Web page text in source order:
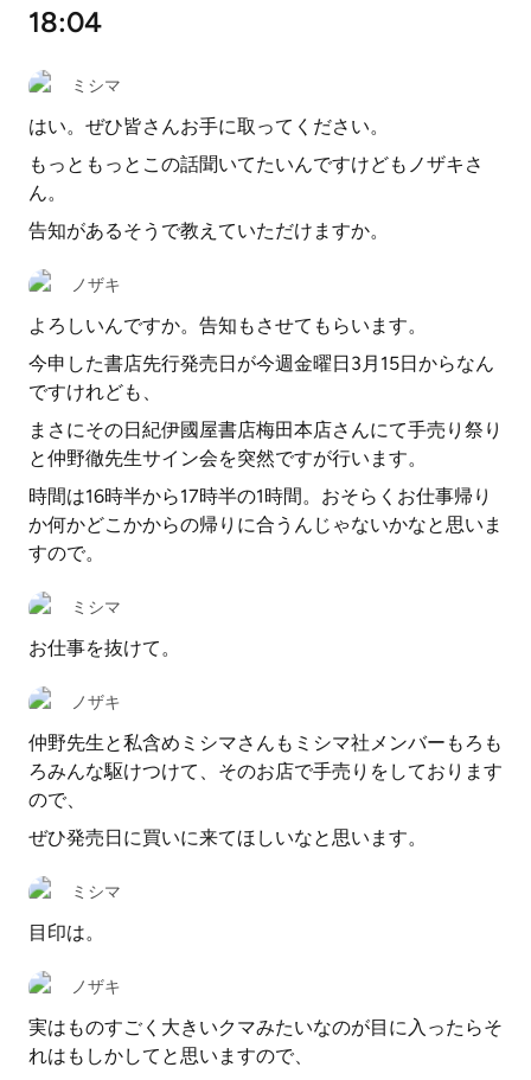
18:04
ミシマ
はい。ぜひ皆さんお手に取ってください。
もっともっとこの話聞いてたいんですけどもノザキさ
ん。
告知があるそうで教えていただけますか。
ノザキ
よろしいんですか。告知もさせてもらいます。
今申した書店先行発売日が今週金曜日3月15日からなん
ですけれども、
まさにその日紀伊國屋書店梅田本店さんにて手売り祭り
と仲野徹先生サイン会を突然ですが行います。
時間は16時半から17時半の1時間。おそらくお仕事帰り
か何かどこかからの帰りに合うんじゃないかなと思いま
すので。
ミシマ
お仕事を抜けて。
ノザキ
仲野先生と私含めミシマさんもミシマ社メンバーもろも
ろみんな駆けつけて、そのお店で手売りをしております
ので、
ぜひ発売日に買いに来てほしいなと思います。
ミシマ
目印は。
ノザキ
実はものすごく大きいクマみたいなのが目に入ったらそ
れはもしかしてと思いますので、